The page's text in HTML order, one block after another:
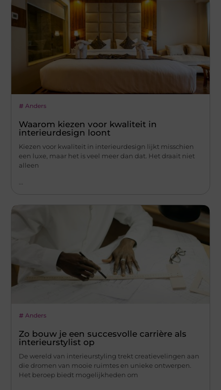
Anders
Waarom kiezen voor kwaliteit in
interieurdesign loont
Kiezen voor kwaliteit in interieurdesign lijkt misschien
een luxe, maar het is veel meer dan dat. Het draait niet
alleen
Anders
Zo bouw je een succesvolle carrière als
interieurstylist op
De wereld van interieurstyling trekt creatievelingen aan
die dromen van mooie ruimtes en unieke ontwerpen.
Het beroep biedt mogelijkheden om